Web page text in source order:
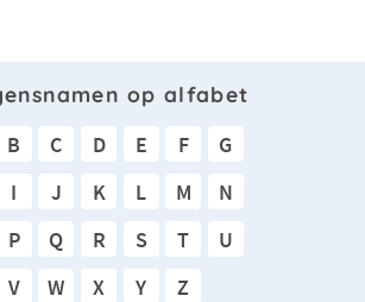
op alfabet
B C D E F
G
I J K L M
N
P Q R S T
U
V
W X Y Z